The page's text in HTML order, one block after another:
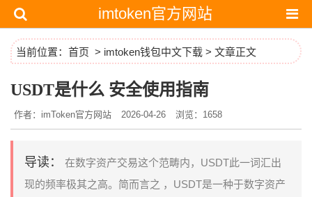
imtoken官方网站
当前位置： 首页 > imtoken钱包中文下载 > 文章正文
USDT是什么 安全使用指南
作者：imToken官方网站 2026-04-26 浏览：1658
导读：
在数字资产交易这个范畴内，USDT此一词汇出
现的频率极其之高。简而言之 ，USDT是一种于数字资产